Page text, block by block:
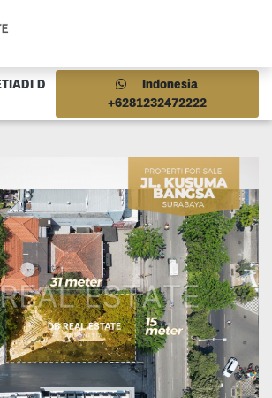
D
Indonesia
+6281232472222